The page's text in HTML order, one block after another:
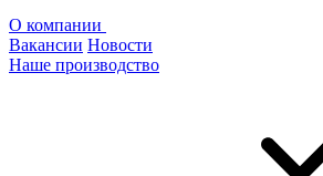
О компании
Вакансии Новости
Наше производство